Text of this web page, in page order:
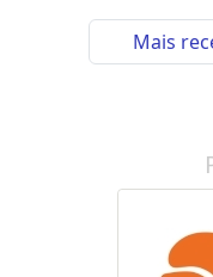
Mais